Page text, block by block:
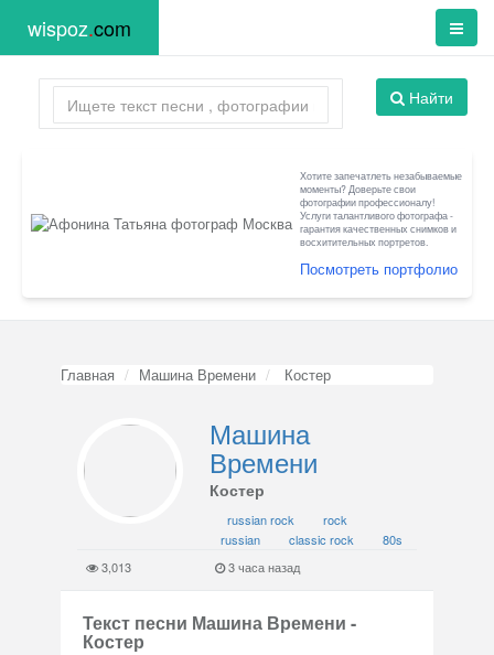
wispoz.com
Найти
Хотите запечатлеть незабываемые
моменты? Доверьте свои
фотографии профессионалу!
Услуги талантливого фотографа -
гарантия качественных снимков и
восхитительных портретов.
Посмотреть портфолио
Главная Машина Времени Костер
Машина
Времени
Костер
russian rock
rock
russian
classic rock
80s
3,013
3 часа назад
Текст песни Машина Времени -
Костер